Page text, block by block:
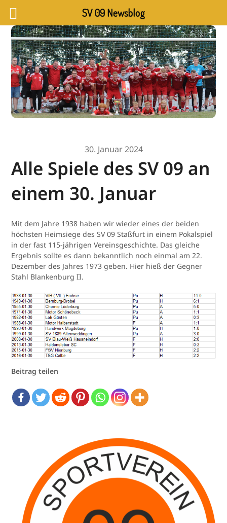
30. Januar 2024
Alle Spiele des SV 09 an
einem 30. Januar
Mit dem Jahre 1938 haben wir wieder eines der beiden
höchsten Heimsiege des SV 09 Staßfurt in einem Pokalspiel
in der fast 115-jährigen Vereinsgeschichte. Das gleiche
Ergebnis sollte es dann bekanntlich noch einmal am 22.
Dezember des Jahres 1973 geben. Hier hieß der Gegner
Stahl Blankenburg II.
Beitrag teilen
SV 09 Newsblog